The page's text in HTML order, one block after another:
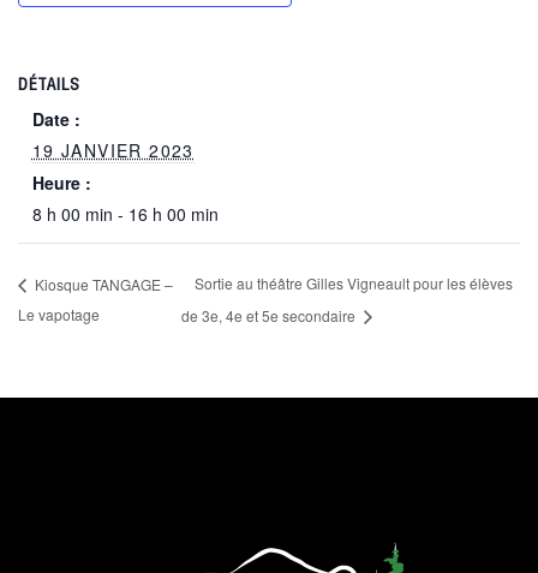
DÉTAILS
Date :
19 JANVIER 2023
Heure :
8 h 00 min - 16 h 00 min
Kiosque TANGAGE –
Le vapotage
Sortie au théâtre Gilles Vigneault pour les élèves
de 3e, 4e et 5e secondaire